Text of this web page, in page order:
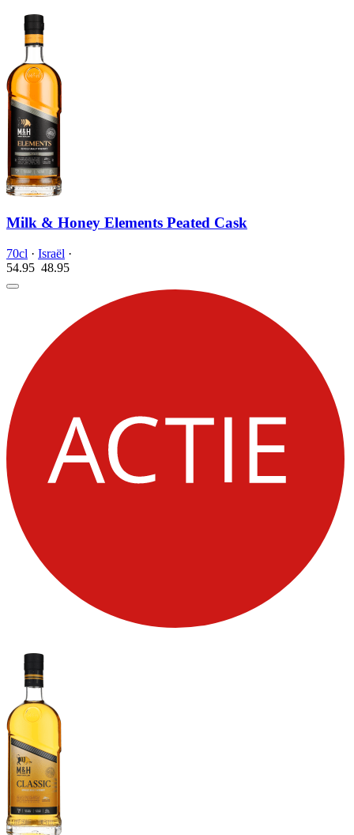
Milk & Honey Elements Peated Cask
70cl · Israël ·
54.95 48.95